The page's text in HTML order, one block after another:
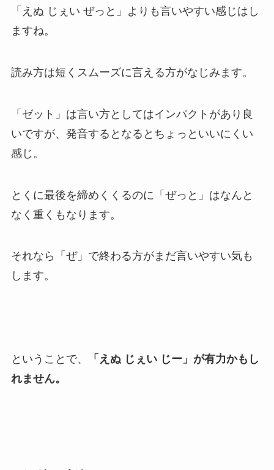
「えぬ じぇい ぜっと」よりも言いやすい感じはし
ますね。
読み方は短くスムーズに言える方がなじみます。
「ゼット」は言い方としてはインパクトがあり良
いですが、発音するとなるとちょっといいにくい
感じ。
とくに最後を締めくくるのに「ぜっと」はなんと
なく重くもなります。
それなら「ぜ」で終わる方がまだ言いやすい気も
します。
ということで、
「えぬ じぇい じー」が有力かもし
れません。